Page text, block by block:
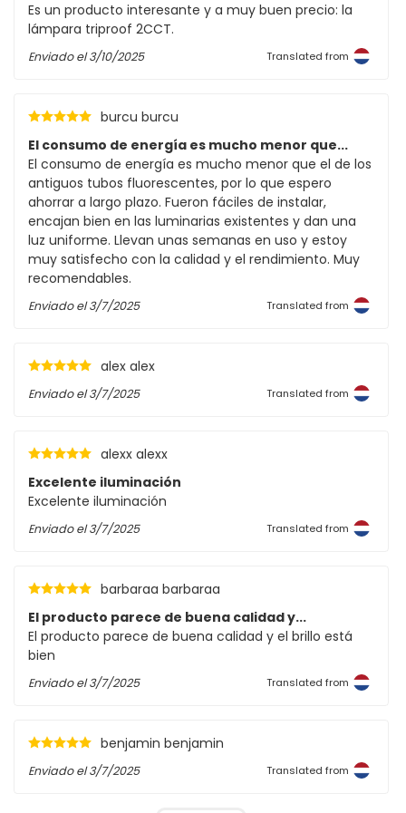
Es un producto interesante y a muy buen precio: la
lámpara triproof 2CCT.
Enviado el3/10/2025 Translated from
burcu burcu
El consumo de energía es mucho menor que...
El consumo de energía es mucho menor que el de los
antiguos tubos fluorescentes, por lo que espero
ahorrar a largo plazo. Fueron fáciles de instalar,
encajan bien en las luminarias existentes y dan una
luz uniforme. Llevan unas semanas en uso y estoy
muy satisfecho con la calidad y el rendimiento. Muy
recomendables.
Enviado el3/7/2025 Translated from
alex alex
Enviado el3/7/2025 Translated from
alexx alexx
Excelente iluminación
Excelente iluminación
Enviado el3/7/2025 Translated from
barbaraa barbaraa
El producto parece de buena calidad y...
El producto parece de buena calidad y el brillo está
bien
Enviado el3/7/2025 Translated from
benjamin benjamin
Enviado el3/7/2025 Translated from